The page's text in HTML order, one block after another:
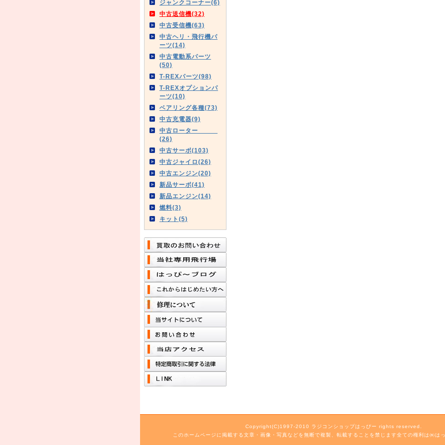
ジャンクコーナー(6)
中古送信機(32)
中古受信機(63)
中古ヘリ・飛行機パ
ーツ(14)
中古電動系パーツ
(50)
T-REXパーツ(98)
T-REXオプションパ
ーツ(10)
ベアリング各種(73)
中古充電器(9)
中古ローター
(26)
中古サーボ(103)
中古ジャイロ(26)
中古エンジン(20)
新品サーボ(41)
新品エンジン(14)
燃料(3)
キット(5)
Copyright(C)1997-2010 ラジコンショップはっぴー rights reserved.
このホームページに掲載する文章・画像・写真などを無断で複製、転載することを禁じます全ての権利は㈱は